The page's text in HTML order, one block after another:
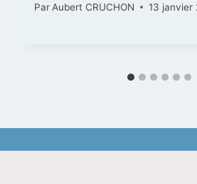
Par Aubert CRUCHON 13 janvier